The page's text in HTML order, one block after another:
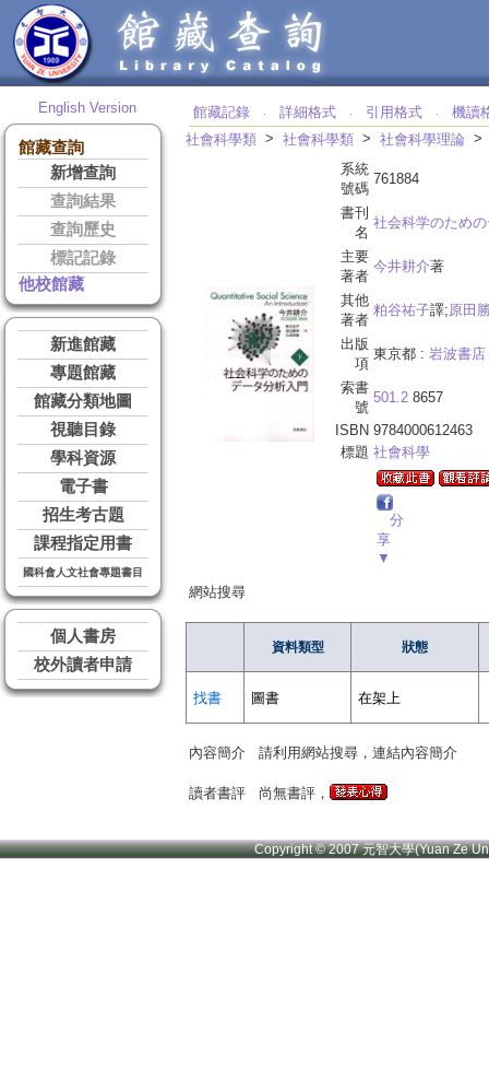
English Version
館藏查詢
新增查詢
查詢結果
查詢歷史
標記記錄
他校館藏
新進館藏
專題館藏
館藏分類地圖
視聽目錄
學科資源
電子書
招生考古題
課程指定用書
國科會人文社會專題書目
個人書房
校外讀者申請
館藏記錄 ‧ 詳細格式 ‧ 引用格式 ‧
機讀
社會科學類 > 社會科學類 > 社會科學理論
系統
號碼
761884
書刊
名
社会科学のため
主要
著者
今井耕介著
其他
著者
粕谷祐子譯;原田
出版
項
東京都 : 岩波書店
索書
號
501.2 8657
ISBN 9784000612463
標題 社會科學
分
享
▼
網站搜尋
資料類型 狀態
找書 圖書 在架上
內容簡介 請利用網站搜尋，連結內容簡介
讀者書評 尚無書評，
Copyright © 2007 元智大學(Yuan Ze